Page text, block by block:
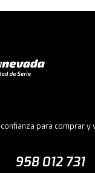
para comprar y
958 012 731